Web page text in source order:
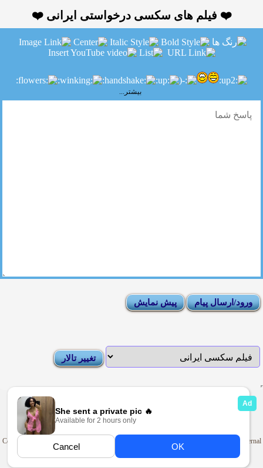
❤️ فیلم های سکسی درخواستی ایرانی ❤️
بیشتر...
News Rules | Moderator List
Sexy Pictures Archive | Adult Forums
Copyright © 2009-2025
. Looti Forums is not responsible for the content of external